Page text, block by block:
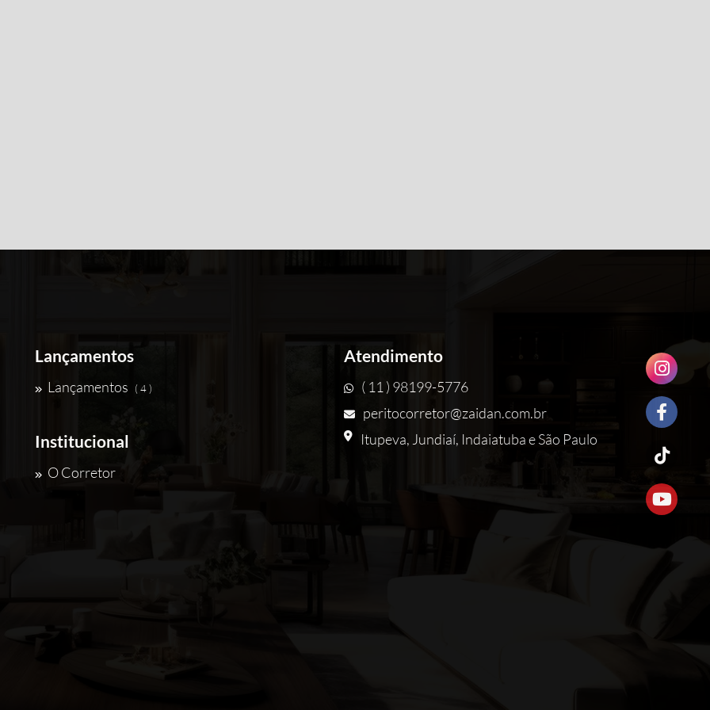
vídeo
Lançamentos
Lançamentos ( 4 )
Institucional
O Corretor
Atendimento
( 11 ) 98199-5776
peritocorretor@zaidan.com.br
Itupeva, Jundiaí, Indaiatuba e São Paulo